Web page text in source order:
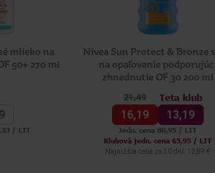
mlieko na
50+ 270 ml
/ LIT
Nivea Sun Protect & Bronze
na opaľovanie
zhnednutie OF 30 200 ml
21,49
16,19
Teta klub
13,19
Jedn. cena 80,95 / LIT
Klubová jedn. cena 65,95 / LIT
Najnižšia cena za 30 dní: 12,89 €